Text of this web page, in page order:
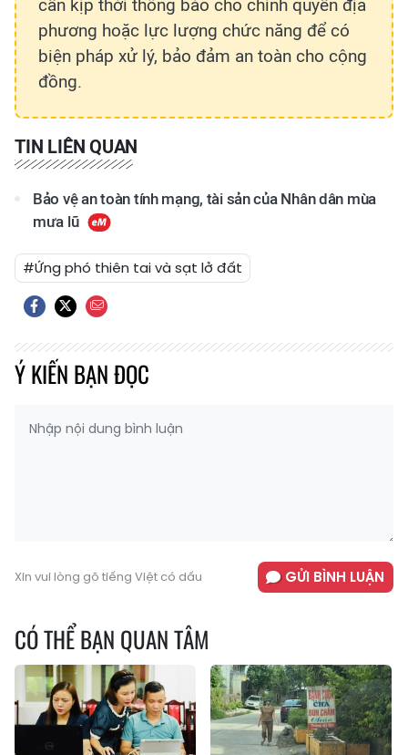
cần kịp thời thông báo cho chính quyền địa
phương hoặc lực lượng chức năng để có
biện pháp xử lý, bảo đảm an toàn cho cộng
đồng.
TIN LIÊN QUAN
Bảo vệ an toàn tính mạng, tài sản của Nhân dân mùa
mưa lũ
#Ứng phó thiên tai và sạt lở đất
Ý KIẾN BẠN ĐỌC
Xin vui lòng gõ tiếng Việt có dấu GỬI BÌNH LUẬN
CÓ THỂ BẠN QUAN TÂM